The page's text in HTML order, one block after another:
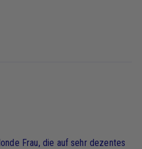
Frau, die auf sehr dezentes